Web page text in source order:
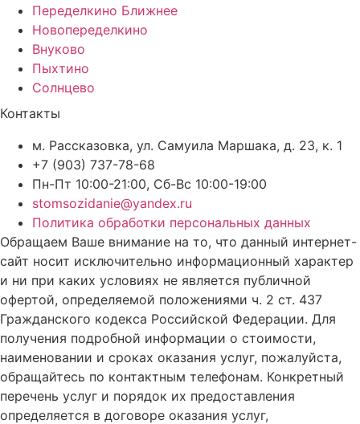
Переделкино Ближнее
Новопеределкино
Внуково
Пыхтино
Солнцево
Контакты
м. Рассказовка, ул. Самуила Маршака, д. 23, к. 1
+7 (903) 737-78-68
Пн-Пт 10:00-21:00, Сб-Вс 10:00-19:00
stomsozidanie@yandex.ru
Политика обработки персональных данных
Обращаем Ваше внимание на то, что данный интернет-
сайт носит исключительно информационный характер
и ни при каких условиях не является публичной
офертой, определяемой положениями ч. 2 ст. 437
Гражданского кодекса Российской Федерации. Для
получения подробной информации о стоимости,
наименовании и сроках оказания услуг, пожалуйста,
обращайтесь по контактным телефонам. Конкретный
перечень услуг и порядок их предоставления
определяется в договоре оказания услуг,